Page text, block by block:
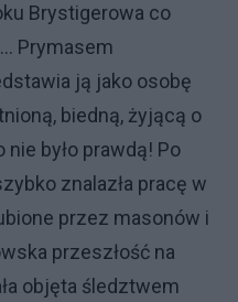
Brystigerowa co
Prymasem
ją jako osobę
biedną, żyjącą o
było prawdą! Po
znalazła pracę w
przez masonów i
przeszłość na
objęta śledztwem